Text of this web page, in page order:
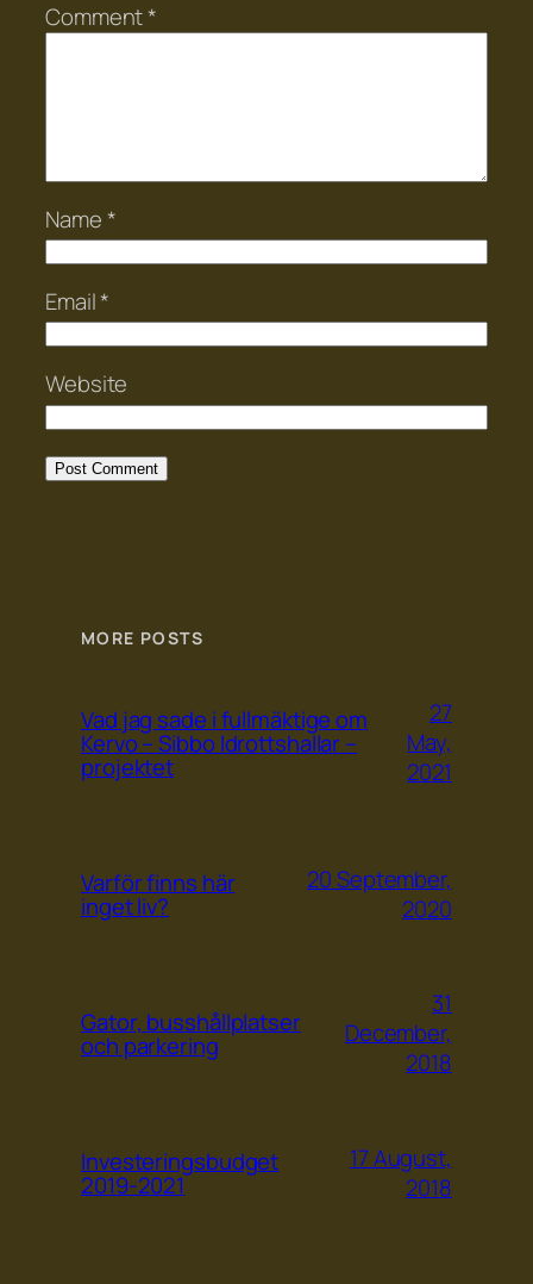
Comment*
Name*
Email*
Website
MORE POSTS
Vad jag sade i fullmäktige om
Kervo – Sibbo Idrottshallar –
projektet
27
May,
2021
Varför finns här
inget liv?
20 September,
2020
Gator, busshållplatser
och parkering
31
December,
2018
Investeringsbudget
2019-2021
17 August,
2018